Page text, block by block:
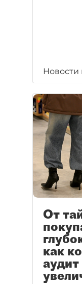
Новости
От
как